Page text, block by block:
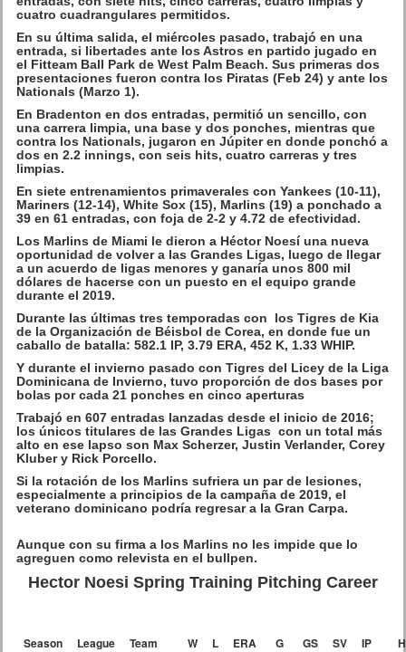
cuatro cuadrangulares permitidos.
En su última salida, el miércoles pasado, trabajó en una
entrada, si libertades ante los Astros en partido jugado en
el Fitteam Ball Park de West Palm Beach. Sus primeras dos
presentaciones fueron contra los Piratas (Feb 24) y ante los
Nationals (Marzo 1).
En Bradenton en dos entradas, permitió un sencillo, con
una carrera limpia, una base y dos ponches, mientras que
contra los Nationals, jugaron en Júpiter en donde ponchó a
dos en 2.2 innings, con seis hits, cuatro carreras y tres
limpias.
En siete entrenamientos primaverales con Yankees (10-11),
Mariners (12-14), White Sox (15), Marlins (19) a ponchado a
39 en 61 entradas, con foja de 2-2 y 4.72 de efectividad.
Los Marlins de Miami le dieron a Héctor Noesíuna nueva
oportunidad de volver a las Grandes Ligas, luego de llegar
a un acuerdo de ligas menores y ganaría unos 800 mil
dólares de hacerse con un puesto en el equipo grande
durante el 2019.
Durante las últimas tres temporadas con los Tigres de Kia
de la Organización de Béisbol de Corea, en donde fue un
caballo de batalla: 582.1 IP, 3.79 ERA, 452 K, 1.33 WHIP.
Y durante el invierno pasado con Tigres del Licey de la Liga
Dominicana de Invierno, tuvo proporción de dos bases por
bolas por cada 21 ponches en cinco aperturas
Trabajó en 607 entradas lanzadas desde el inicio de 2016;
los únicos titulares de las Grandes Ligas con un total más
alto en ese lapso son Max Scherzer, Justin Verlander, Corey
Klubery Rick Porcello.
Si la rotación de los Marlins sufriera un par de lesiones,
especialmente a principios de la campaña de 2019, el
veterano dominicano podría regresar a la Gran Carpa.
Aunque con su firma a los Marlins no les impide que lo
agreguen como relevista en el bullpen.
Hector Noesi Spring Training Pitching Career
Season League Team W L ERA G GS SV IP H